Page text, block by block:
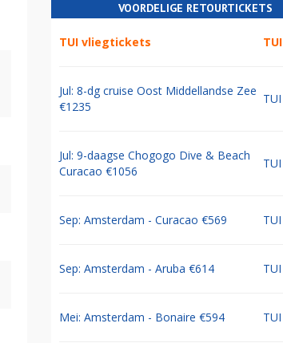
VOORDELIGE RETOURTICKETS
TUI vliegtickets TUI
Jul: 8-dg cruise Oost Middellandse Zee
€1235
TUI
Jul: 9-daagse Chogogo Dive & Beach
Curacao €1056
TUI
Sep: Amsterdam - Curacao €569 TUI
Sep: Amsterdam - Aruba €614 TUI
Mei: Amsterdam - Bonaire €594 TUI